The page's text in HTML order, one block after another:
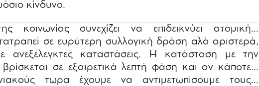
κίνδυνο.
κοινωνίας συνεχίζει να επιδεικνύει ατομική…
σε ευρύτερη συλλογική δράση αλά αριστερά,
ανεξέλεγκτες καταστάσεις. Η κατάσταση με την
σε εξαιρετικά λεπτή φάση και αν κάποτε…
τώρα έχουμε να αντιμετωπίσουμε τους…